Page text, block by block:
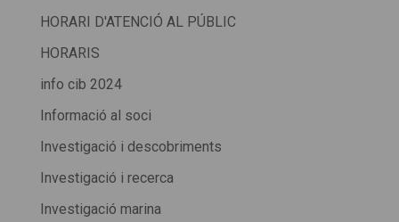
HORARI D'ATENCIÓ AL PÚBLIC
HORARIS
info cib 2024
Informació al soci
Investigació i descobriments
Investigació i recerca
Investigació marina